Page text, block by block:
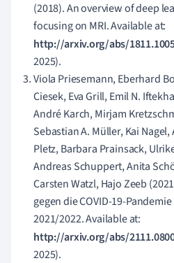
(2018). An overview of deep
focusing on MRI. Available at:
http://arxiv.org/abs/
2025).
Viola Priesemann, Eberhard
Ciesek, Eva Grill, Emil N.
André Karch, Mirjam
Sebastian A. Müller, Kai
Pletz, Barbara Prainsack,
Andreas Schuppert, Anita
Carsten Watzl, Hajo Zeeb
gegen die COVID-19-
2021/2022. Available at:
http://arxiv.org/abs/
2025).